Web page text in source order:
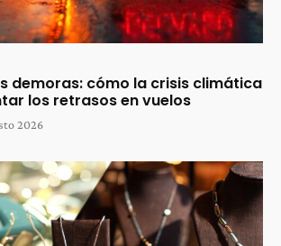
demoras: cómo la crisis climática
los retrasos en vuelos
2026